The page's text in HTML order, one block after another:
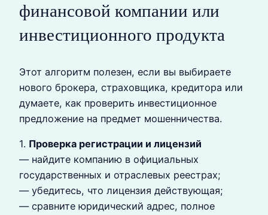
финансовой компании или
инвестиционного продукта
Этот алгоритм полезен, если вы выбираете
нового брокера, страховщика, кредитора или
думаете, как проверить инвестиционное
предложение на предмет мошенничества.
1. Проверка регистрации и лицензий
— найдите компанию в официальных
государственных и отраслевых реестрах;
— убедитесь, что лицензия действующая;
— сравните юридический адрес, полное